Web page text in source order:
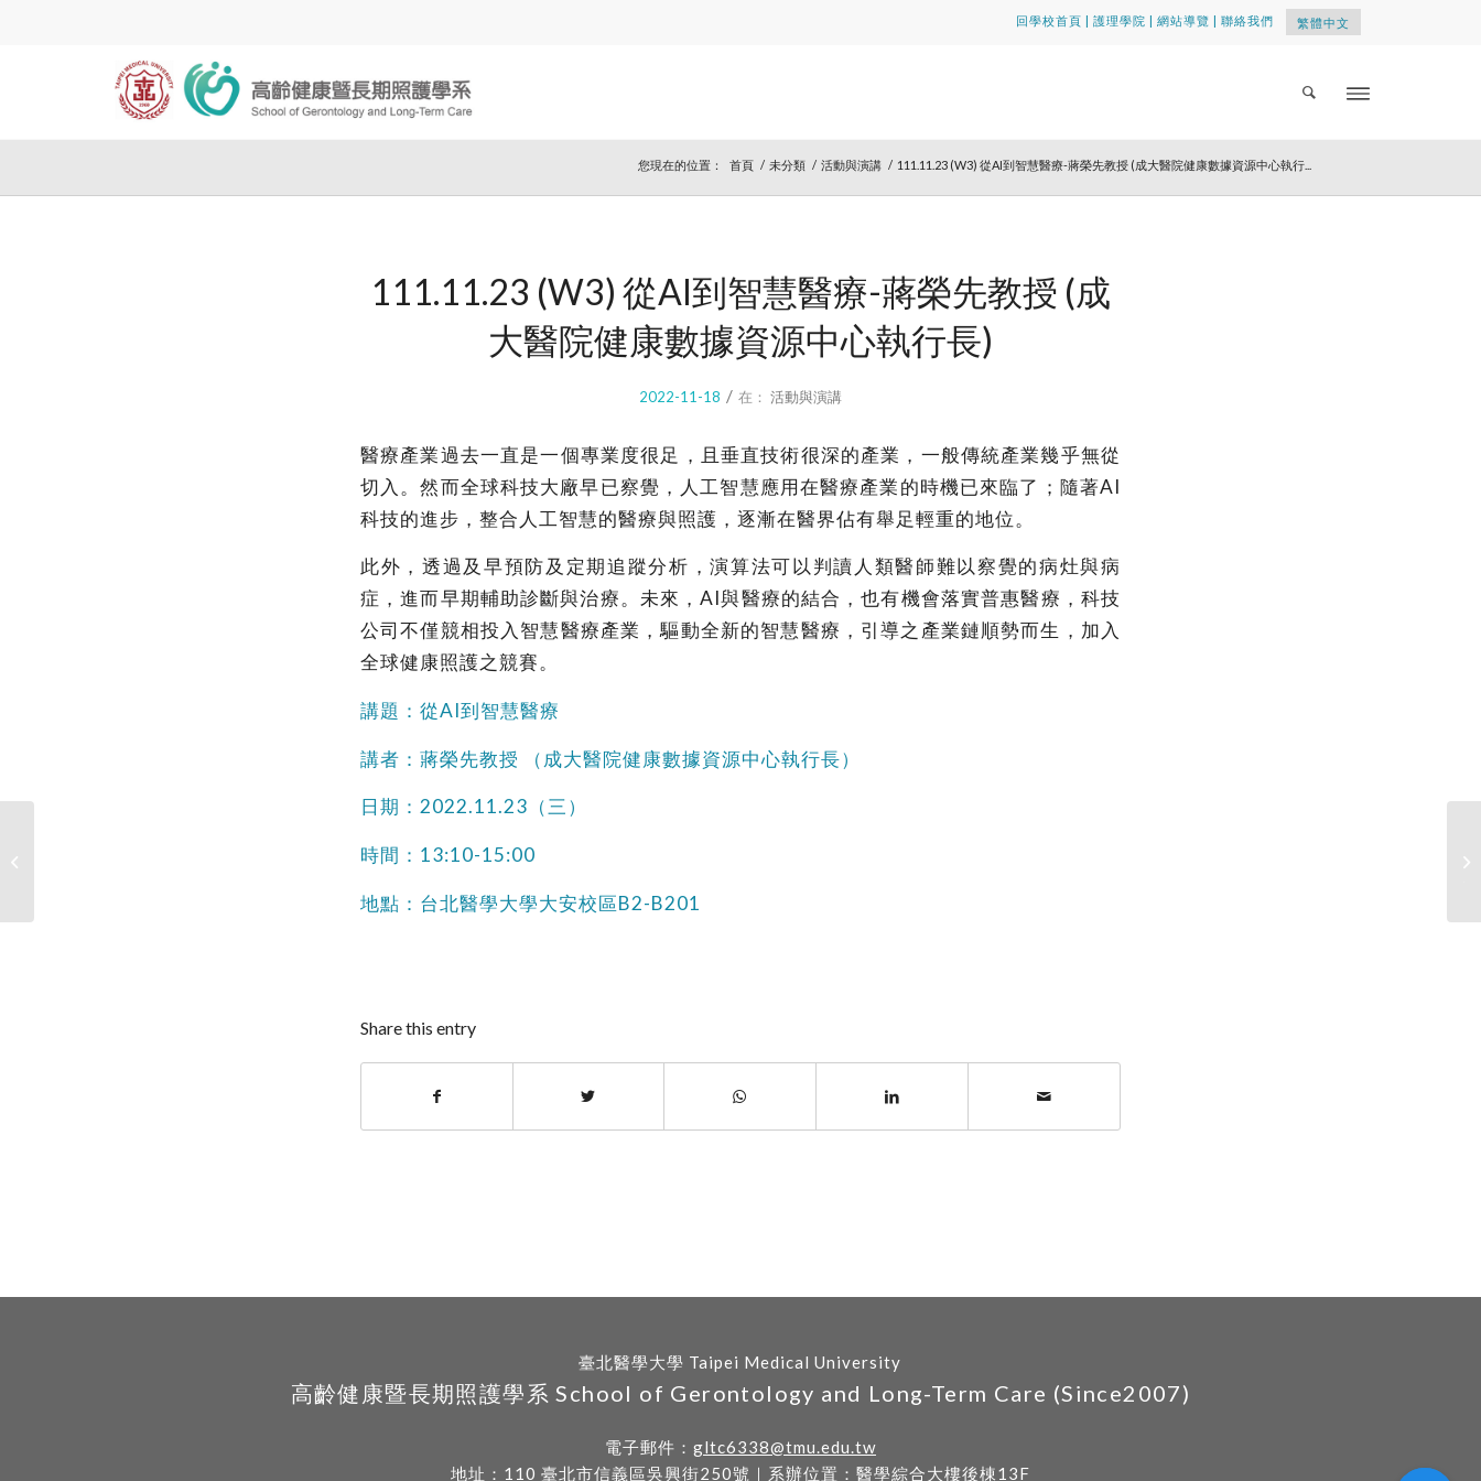
回學校首頁 |護理學院 |網站導覽 |聯絡我們 繁體中文
您現在的位置： 首頁 / 未分類 / 活動與演講 / 111.11.23 (W3) 從AI到智慧醫療-蔣榮先教授 (成大醫院健康數據資源中心執行...
111.11.23 (W3) 從AI到智慧醫療-蔣榮先教授 (成
大醫院健康數據資源中心執行長)
2022-11-18 / 在： 活動與演講
醫療產業過去一直是一個專業度很足，且垂直技術很深的產業，一般傳統產業幾乎無從
切入。然而全球科技大廠早已察覺，人工智慧應用在醫療產業的時機已來臨了；隨著AI
科技的進步，整合人工智慧的醫療與照護，逐漸在醫界佔有舉足輕重的地位。
此外，透過及早預防及定期追蹤分析，演算法可以判讀人類醫師難以察覺的病灶與病
症，進而早期輔助診斷與治療。未來，AI與醫療的結合，也有機會落實普惠醫療，科技
公司不僅競相投入智慧醫療產業，驅動全新的智慧醫療，引導之產業鏈順勢而生，加入
全球健康照護之競賽。
講題：從AI到智慧醫療
講者：蔣榮先教授 （成大醫院健康數據資源中心執行長）
日期：2022.11.23（三）
時間：13:10-15:00
地點：台北醫學大學大安校區B2-B201
Share this entry
臺北醫學大學 Taipei Medical University
高齡健康暨長期照護學系 School of Gerontology and Long-Term Care (Since2007)
電子郵件： gltc6338@tmu.edu.tw
地址： 110 臺北市信義區吳興街250號 ｜系辦位置：醫學綜合大樓後棟13F